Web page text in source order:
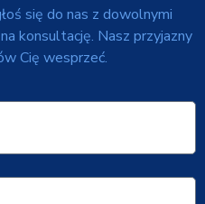
się do nas z dowolnymi
konsultację. Nasz przyjazny
Cię wesprzeć.